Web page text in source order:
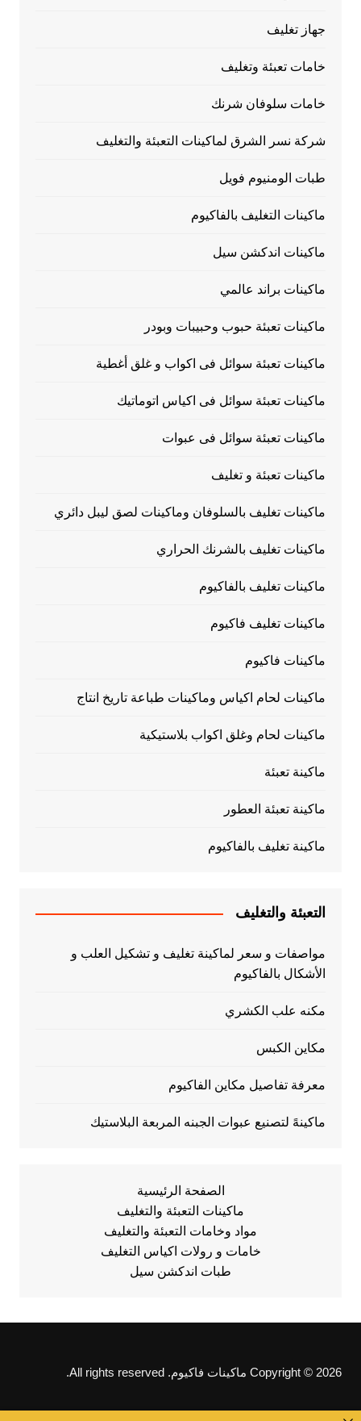
جهاز تغليف
خامات تعبئة وتغليف
خامات سلوفان شرنك
شركة نسر الشرق لماكينات التعبئة والتغليف
طبات الومنيوم فويل
ماكينات التغليف بالفاكيوم
ماكينات اندكشن سيل
ماكينات براند عالمي
ماكينات تعبئة حبوب وحبيبات وبودر
ماكينات تعبئة سوائل فى اكواب و غلق أغطية
ماكينات تعبئة سوائل فى اكياس اتوماتيك
ماكينات تعبئة سوائل فى عبوات
ماكينات تعبئة و تغليف
ماكينات تغليف بالسلوفان وماكينات لصق ليبل دائري
ماكينات تغليف بالشرنك الحراري
ماكينات تغليف بالفاكيوم
ماكينات تغليف فاكيوم
ماكينات فاكيوم
ماكينات لحام اكياس وماكينات طباعة تاريخ انتاج
ماكينات لحام وغلق اكواب بلاستيكية
ماكينة تعبئة
ماكينة تعبئة العطور
ماكينة تغليف بالفاكيوم
التعبئة والتغليف
مواصفات و سعر لماكينة تغليف و تشكيل العلب و
الأشكال بالفاكيوم
مكنه علب الكشري
مكاين الكبس
معرفة تفاصيل مكاين الفاكيوم
ماكينهً لتصنيع عبوات الجبنه المربعة البلاستيك
الصفحة الرئيسية
ماكينات التعبئة والتغليف
مواد وخامات التعبئة والتغليف
خامات و رولات اكياس التغليف
طبات اندكشن سيل
Copyright © 2026 ماكينات فاكيوم. All rights reserved.